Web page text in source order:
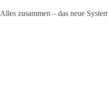
Alles zusammen – das neue